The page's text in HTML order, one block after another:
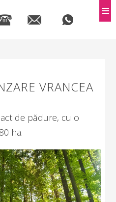
VRANCEA
de pădure, cu o
ha.